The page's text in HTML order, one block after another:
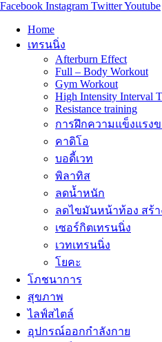
Facebook Instagram TwitterYoutube
Home
เทรนนิ่ง
Afterburn Effect
Full – Body Workout
Gym Workout
High Intensity Interval
Resistance training
การฝึกความแข็งแรง
คาดิโอ
บอดี้เวท
พิลาทิส
ลดน้ำหนัก
ลดไขมันหน้าท้อง สร้
เซอร์กิตเทรนนิ่ง
เวทเทรนนิ่ง
โยคะ
โภชนาการ
สุขภาพ
ไลฟ์สไตล์
อุปกรณ์ออกกำลังกาย